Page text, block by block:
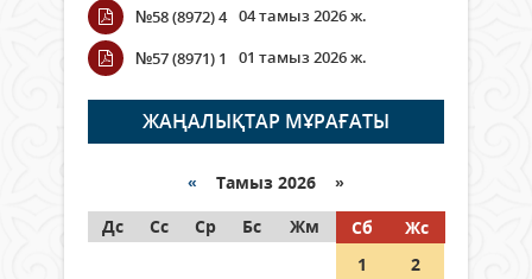
Wi-Fi ҚАБЫРҒА АРҚЫЛЫ ҚАЛАЙ
ӨТЕДІ?
06 тамыз 2026 ж. 277
граждане Казахстана,
05 тамыз 2026 ж. 159
№58 (8972) 4 04 тамыз 2026 ж.
№57 (8971) 1
01 тамыз 2026 ж.
ЖАҢАЛЫҚТАР МҰРАҒАТЫ
« Тамыз 2026 »
Дс
Сс Ср Бс Жм Сб
Жс
1
2